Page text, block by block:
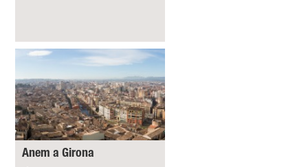
Anem a Girona